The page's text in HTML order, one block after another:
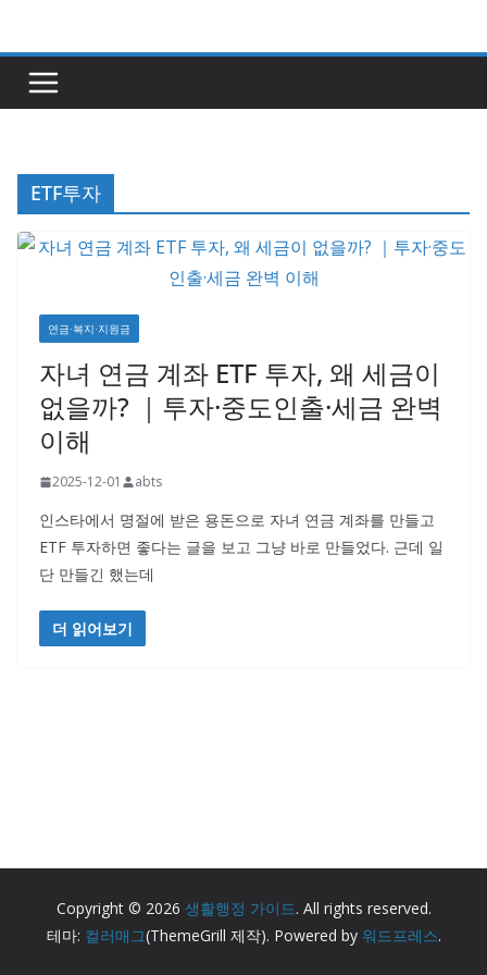
로
ETF투자
연금·복지·지원금
자녀 연금 계좌 ETF 투자, 왜 세금이
없을까? ｜투자·중도인출·세금 완벽
이해
2025-12-01 abts
인스타에서 명절에 받은 용돈으로 자녀 연금 계좌를 만들고
ETF 투자하면 좋다는 글을 보고 그냥 바로 만들었다. 근데 일
단 만들긴 했는데
더 읽어보기
Copyright © 2026 생활행정 가이드. All rights reserved.
테마: 컬러매그(ThemeGrill 제작). Powered by 워드프레스.